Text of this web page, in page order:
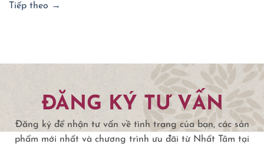
Tiếp theo →
ĐĂNG KÝ TƯ VẤN
Đăng ký để nhận tư vấn về tình trạng của bạn, các sản
phẩm mới nhất và chương trình ưu đãi từ Nhất Tâm tại